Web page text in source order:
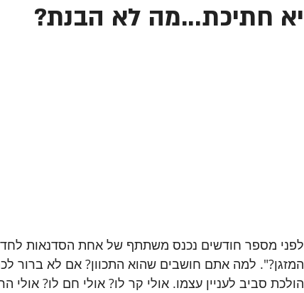
יא חתיכת...מה לא הבנת?
לפני מספר חודשים נכנס משתתף של אחת הסדנאות
המזגן?". למה אתם חושבים שהוא התכוון? אם לא ברור
הולכת סביב לעניין עצמו. אולי קר לו? אולי חם לו? אולי